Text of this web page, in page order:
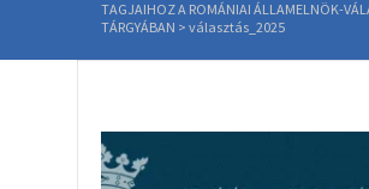
TAGJAIHOZ A ROMÁNIAI ÁLLAMELNÖK-
TÁRGYÁBAN > választás_2025